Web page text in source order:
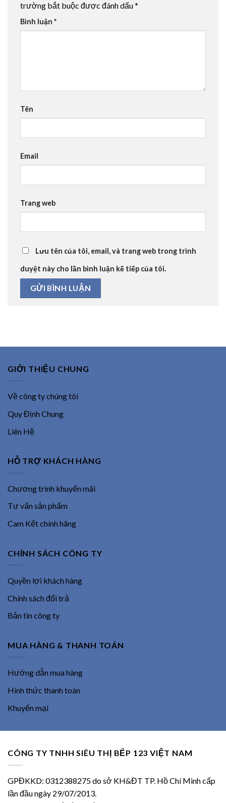
trường bắt buộc được đánh dấu*
Bình luận *
Tên
Email
Trang web
Lưu tên của tôi, email, và trang web trong trình
duyệt này cho lần bình luận kế tiếp của tôi.
GIỚI THIỆU CHUNG
Về công ty chúng tôi
Quy Định Chung
Liên Hệ
HỖ TRỢ KHÁCH HÀNG
Chương trình khuyến mãi
Tư vấn sản phẩm
Cam Kết chính hãng
CHÍNH SÁCH CÔNG TY
Quyền lợi khách hàng
Chính sách đổi trả
Bản tin công ty
MUA HÀNG & THANH TOÁN
Hướng dẫn mua hàng
Hình thức thanh toán
Khuyến mại
CÔNG TY TNHH SIÊU THỊ BẾP 123 VIỆT NAM
GPĐKKD: 0312388275 do sở KH&ĐT TP. Hồ Chí Minh cấp
lần đầu ngày 29/07/2013.